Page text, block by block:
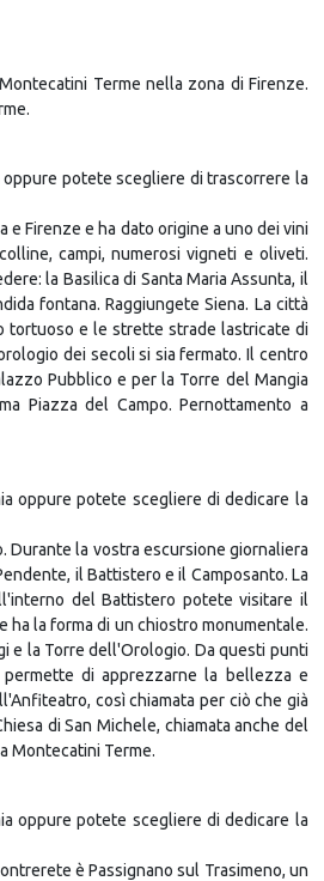
Terme nella zona di Firenze.
potete scegliere di trascorrere la
e Firenze e ha dato origine a uno dei vini
campi, numerosi vigneti e oliveti.
la Basilica di Santa Maria Assunta, il
fontana. Raggiungete Siena. La città
tortuoso e le strette strade lastricate di
dei secoli si sia fermato. Il centro
Pubblico e per la Torre del Mangia
Piazza del Campo. Pernottamento a
oppure potete scegliere di dedicare la
Durante la vostra escursione giornaliera
il Battistero e il Camposanto. La
del Battistero potete visitare il
ha la forma di un chiostro monumentale.
e la Torre dell'Orologio. Da questi punti
di apprezzarne la bellezza e
così chiamata per ciò che già
di San Michele, chiamata anche del
Montecatini Terme.
oppure potete scegliere di dedicare la
è Passignano sul Trasimeno, un